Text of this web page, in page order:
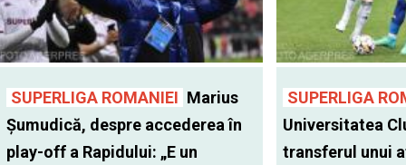
SUPERLIGA ROMANIEI Marius
Șumudică, despre accederea în
play-off a Rapidului: „E un
SUPERLIGA
Universitatea
transferul unui